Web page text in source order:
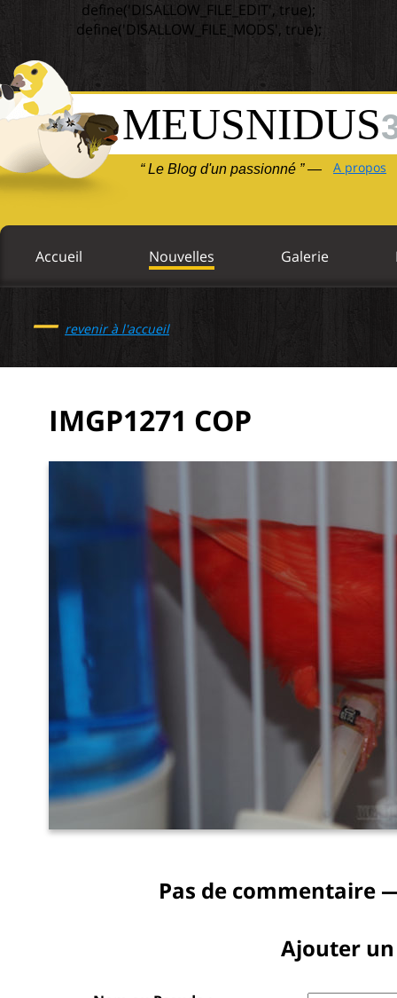
define('DISALLOW_FILE_EDIT', true);
define('DISALLOW_FILE_MODS', true);
MEUSNIDUS
“ Le Blog d'un passionné ” — A propos
Accueil Nouvelles Galerie
— revenir à l'accueil
IMGP1271 COP
Pas de commentaire
Ajouter